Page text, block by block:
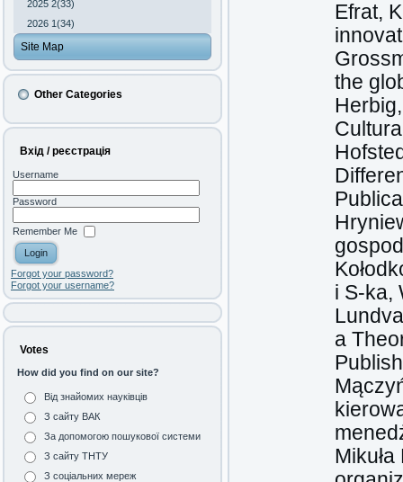
2025 2(33)
2026 1(34)
Site Map
Other Categories
Вхід / реєстрація
Username
Password
Remember Me
Forgot your password?
Forgot your username?
Votes
How did you find on our site?
Від знайомих науківців
З сайту ВАК
За допомогою пошукової системи
З сайту ТНТУ
З соціальних мереж
Efrat,
the
i S-ka,
a